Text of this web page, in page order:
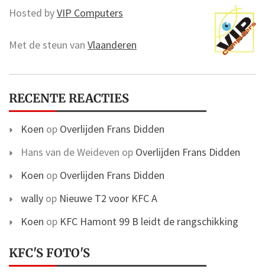
Hosted byVIP Computers
Met de steun van Vlaanderen
RECENTE REACTIES
Koen op Overlijden Frans Didden
Hans van de Weideven op Overlijden Frans Didden
Koen op Overlijden Frans Didden
wally op Nieuwe T2 voor KFC A
Koen op KFC Hamont 99 B leidt de rangschikking
KFC'S FOTO'S